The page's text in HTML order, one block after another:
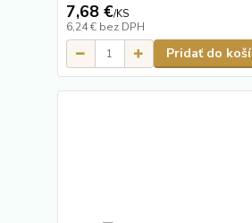
7,68 €/KS
6,24 € bez DPH
Pridať do